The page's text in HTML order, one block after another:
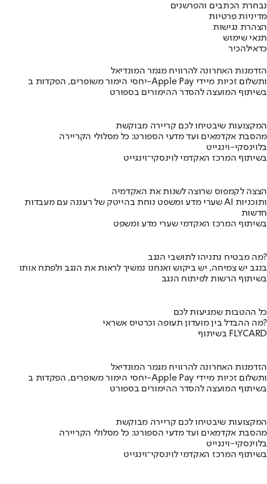
נבחרת הכתבים והפרשנים
מדיניות פרטיות
הצהרת נגישות
תנאי שימוש
כדאילהכיר
הזדמנות האחרונה להרוויח מגמר המונדיאל
יחסי הימור משופרים, הפקדות ב-Apple Pay ותשלום זכיות מיידי
בשיתוף המועצה להסדר ההימורים בספורט
המקצועות שיבטיחו לכם קריירה מבוקשת
מהסבת אקדמאים ועד מדעי הספורט: כל מסלולי הקריירה
בלוינסקי-וינגייט
בשיתוף המרכז האקדמי לוינסקי־וינגייט
הצצה לקמפוס שרוצה לשנות את האקדמיה
שערי מדע ומשפט נוחת בהייטק של רעננה עם מעבדות AI ותוכניות
חדשות
בשיתוף המרכז האקדמי שערי מדע ומשפט
מה מבטיח נתניהו לתושבי הנגב?
בנגב יש צמיחה, יש ביקוש ואנחנו נמשיך לראות את הנגב ולפתח אותו
בשיתוף הרשות לפיתוח הנגב
כל ההטבות שמגיעות לכם
מה ההבדל בין מועדון תעופה וכרטיס אשראי?
בשיתוף FLYCARD
הזדמנות האחרונה להרוויח מגמר המונדיאל
יחסי הימור משופרים, הפקדות ב-Apple Pay ותשלום זכיות מיידי
בשיתוף המועצה להסדר ההימורים בספורט
המקצועות שיבטיחו לכם קריירה מבוקשת
מהסבת אקדמאים ועד מדעי הספורט: כל מסלולי הקריירה
בלוינסקי-וינגייט
בשיתוף המרכז האקדמי לוינסקי־וינגייט